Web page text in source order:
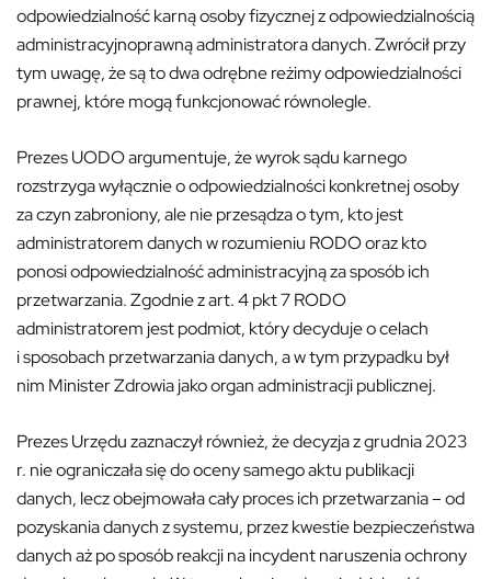
odpowiedzialność karną osoby fizycznej z odpowiedzialnością
administracyjnoprawną administratora danych. Zwrócił przy
tym uwagę, że są to dwa odrębne reżimy odpowiedzialności
prawnej, które mogą funkcjonować równolegle.
Prezes UODO argumentuje, że wyrok sądu karnego
rozstrzyga wyłącznie o odpowiedzialności konkretnej osoby
za czyn zabroniony, ale nie przesądza o tym, kto jest
administratorem danych w rozumieniu RODO oraz kto
ponosi odpowiedzialność administracyjną za sposób ich
przetwarzania. Zgodnie z art. 4 pkt 7 RODO
administratorem jest podmiot, który decyduje o celach
i sposobach przetwarzania danych, a w tym przypadku był
nim Minister Zdrowia jako organ administracji publicznej.
Prezes Urzędu zaznaczył również, że decyzja z grudnia 2023
r. nie ograniczała się do oceny samego aktu publikacji
danych, lecz obejmowała cały proces ich przetwarzania – od
pozyskania danych z systemu, przez kwestie bezpieczeństwa
danych aż po sposób reakcji na incydent naruszenia ochrony